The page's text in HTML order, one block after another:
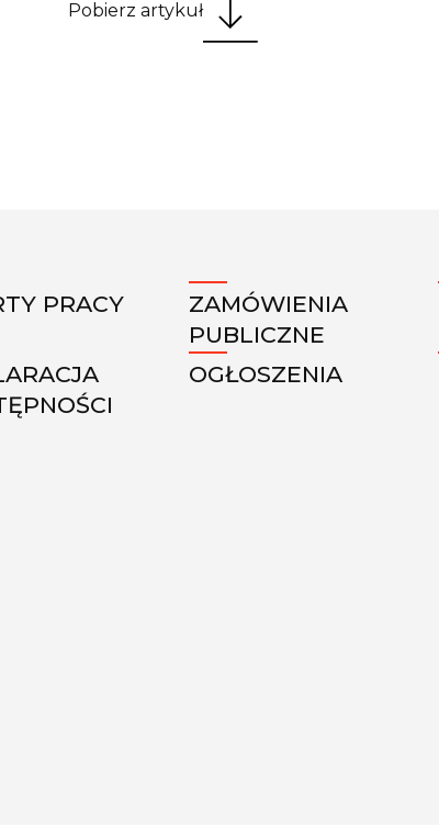
Pobierz artykuł
PRACY
ZAMÓWIENIA
PUBLICZNE
OGŁOSZENIA